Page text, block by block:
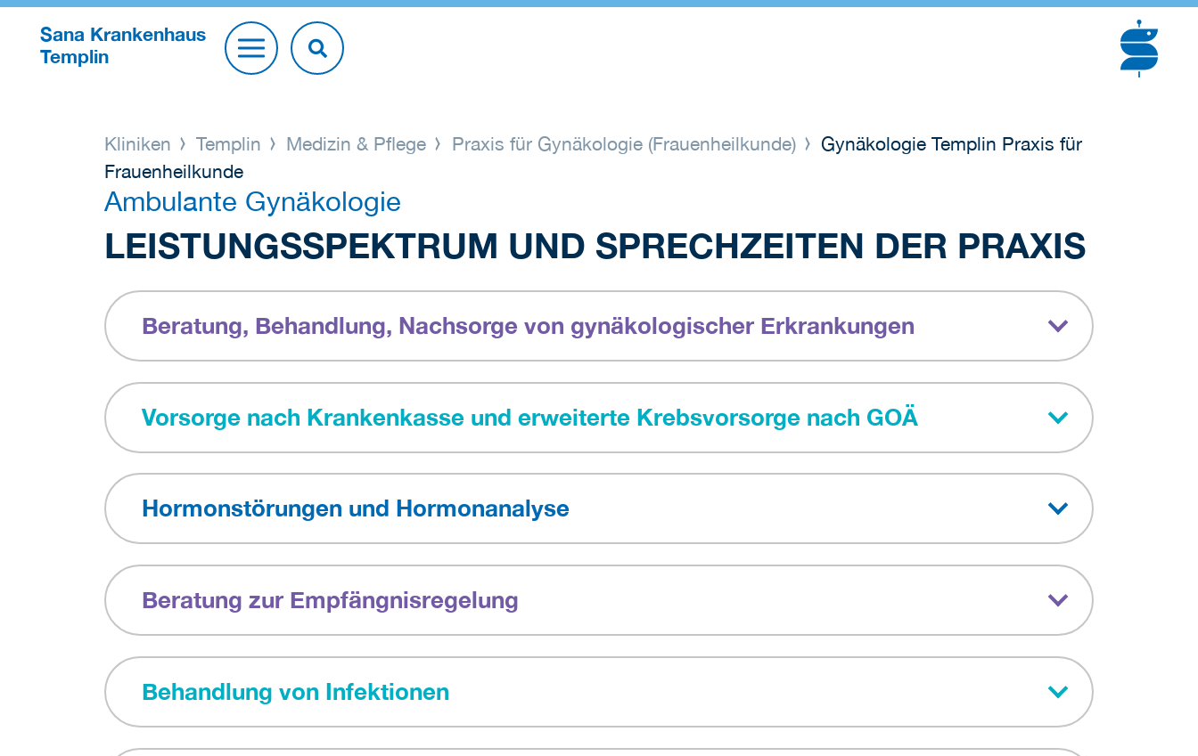
Sana Krankenhaus
Templin
Kliniken Templin Medizin & Pflege Praxis für Gynäkologie (Frauenheilkunde)
Gynäkologie Templin Praxis für
Frauenheilkunde
Ambulante Gynäkologie
LEISTUNGSSPEKTRUM UND SPRECHZEITEN DER PRAXIS
Beratung, Behandlung, Nachsorge von gynäkologischer Erkrankungen
Vorsorge nach Krankenkasse und erweiterte Krebsvorsorge nach GOÄ
Hormonstörungen und Hormonanalyse
Beratung zur Empfängnisregelung
Behandlung von Infektionen